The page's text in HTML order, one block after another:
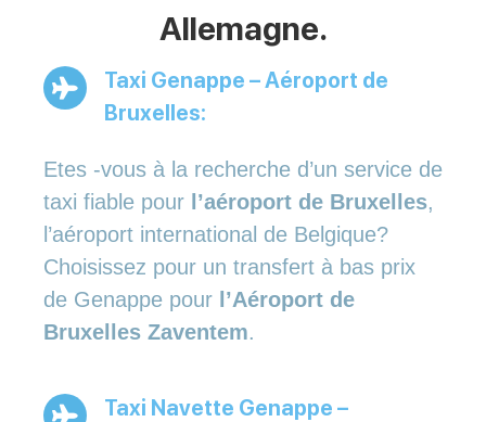
Allemagne.
Taxi Genappe – Aéroport de
Bruxelles:
Etes -vous à la recherche d’un service de
taxi fiable pour l’aéroport de Bruxelles,
l’aéroport international de Belgique?
Choisissez pour un transfert à bas prix
de Genappe pour l’Aéroport de
Bruxelles Zaventem.
Taxi Navette Genappe –